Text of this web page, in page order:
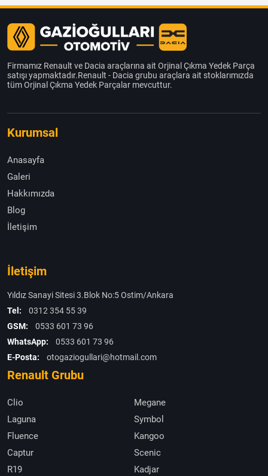
Firmamız Renault ve Dacia araçlarına ait Orjinal Çıkma Yedek Parça
satışı yapmaktadır.Renault - Dacia grubu araçlara ait stoklarımızda
tüm Orjinal Çıkma Yedek Parçalar mevcuttur.
Kurumsal
Anasayfa
Galeri
Hakkımızda
Blog
İletişim
İletişim
Yıldız Sanayi Sitesi 3.Blok No:5 Ostim/Ankara
Tel:
0312 354 55 39
GSM:
0533 601 73 96
WhatsApp:
0533 601 73 96
E-Posta:
otogaziogullari@hotmail.com
Renault Grubu
Clio
Megane
Laguna
Symbol
Fluence
Kangoo
Captur
Scenic
R19
Kadjar